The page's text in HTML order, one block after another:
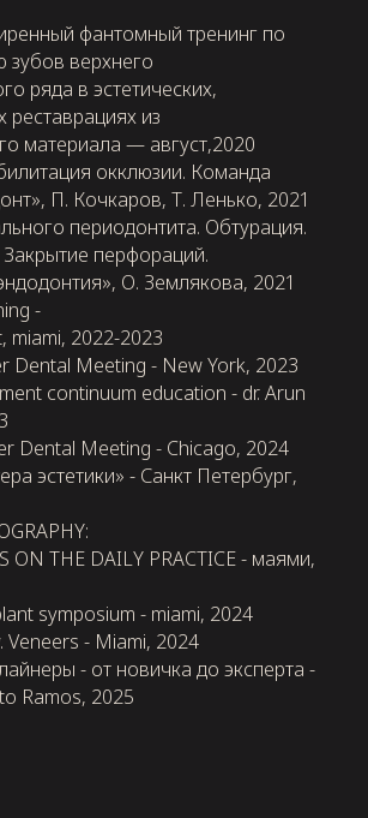
фантомный тренинг по
зубов верхнего
ряда в эстетических,
из
материала — август,2020
окклюзии. Команда
П. Кочкаров, Т. Ленько, 2021
периодонтита. Обтурация.
перфораций.
О. Землякова, 2021
-
miami, 2022-2023
Dental Meeting - New York, 2023
continuum education - dr. Arun
Dental Meeting - Chicago, 2024
эстетики» - Санкт Петербург,
ON THE DAILY PRACTICE - маями,
symposium - miami, 2024
Veneers - Miami, 2024
- от новичка до эксперта -
Ramos, 2025